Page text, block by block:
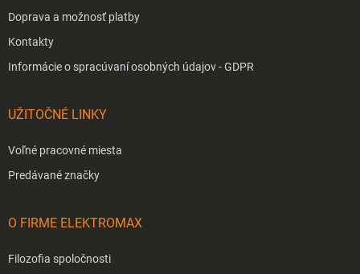
Doprava a možnosť platby
Kontakty
Informácie o spracúvaní osobných údajov - GDPR
UŽITOČNÉ LINKY
Voľné pracovné miesta
Predávané značky
O FIRME ELEKTROMAX
Filozofia spoločnosti